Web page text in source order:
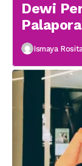
Dewi
Medsos
Ismaya